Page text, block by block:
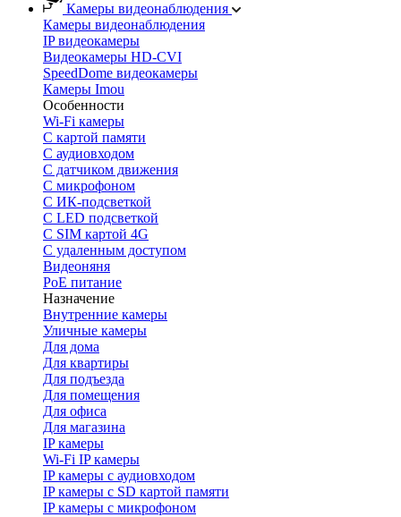
Камеры видеонаблюдения
Камеры видеонаблюдения
IP видеокамеры
Видеокамеры HD-CVI
SpeedDome видеокамеры
Камеры Imou
Особенности
Wi-Fi камеры
С картой памяти
С аудиовходом
С датчиком движения
С микрофоном
С ИК-подсветкой
С LED подсветкой
C SIM картой 4G
C удаленным доступом
Видеоняня
PoE питание
Назначение
Внутренние камеры
Уличные камеры
Для дома
Для квартиры
Для подъезда
Для помещения
Для офиса
Для магазина
IP камеры
Wi-Fi IP камеры
IP камеры с аудиовходом
IP камеры с SD картой памяти
IP камеры с микрофоном